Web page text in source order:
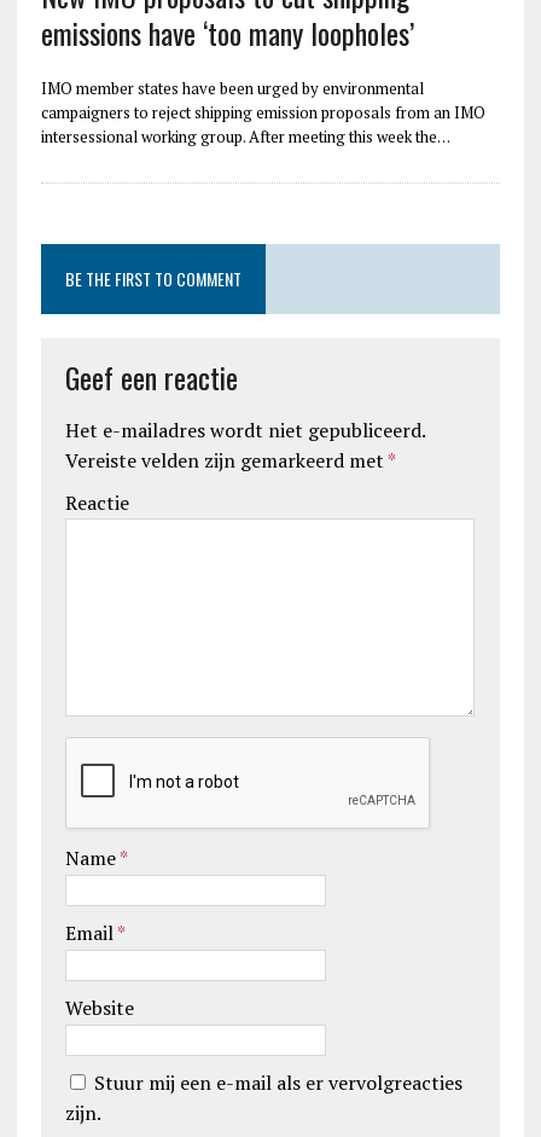
emissions have ‘too many loopholes’
IMO member states have been urged by environmental
campaigners to reject shipping emission proposals from an IMO
intersessional working group. After meeting this week the…
BE THE FIRST TO COMMENT
Geef een reactie
Het e-mailadres wordt niet gepubliceerd.
Vereiste velden zijn gemarkeerd met *
Reactie
Name*
Email*
Website
Stuur mij een e-mail als er vervolgreacties
zijn.